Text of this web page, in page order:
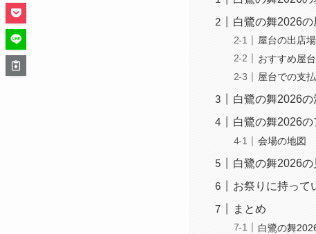
白鷺の舞2026
屋台の出店
おすすめ屋
屋台での支
白鷺の舞2026
白鷺の舞2026
会場の地図
白鷺の舞2026の
お祭りに持って
まとめ
白鷺の舞